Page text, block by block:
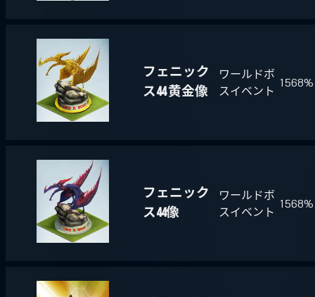
フェニック
ス44 黄金像
ワールドボ
スイベント
1568%
フェニック
ス44像
ワールドボ
スイベント
1568%